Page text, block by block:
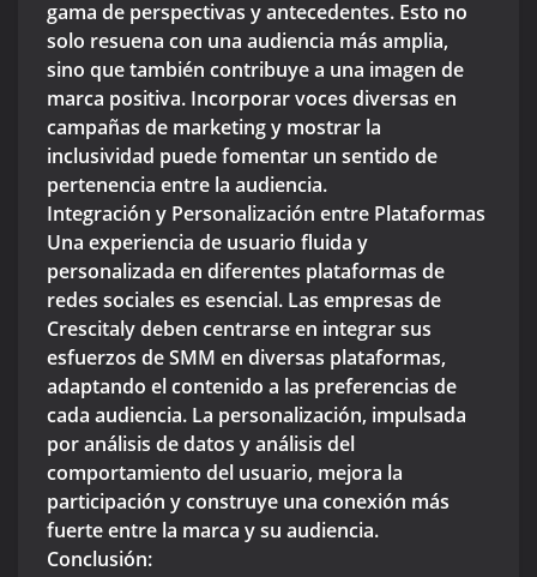
gama de perspectivas y antecedentes. Esto no
solo resuena con una audiencia más amplia,
sino que también contribuye a una imagen de
marca positiva. Incorporar voces diversas en
campañas de marketing y mostrar la
inclusividad puede fomentar un sentido de
pertenencia entre la audiencia.
Integración y Personalización entre Plataformas
Una experiencia de usuario fluida y
personalizada en diferentes plataformas de
redes sociales es esencial. Las empresas de
Crescitaly deben centrarse en integrar sus
esfuerzos de SMM en diversas plataformas,
adaptando el contenido a las preferencias de
cada audiencia. La personalización, impulsada
por análisis de datos y análisis del
comportamiento del usuario, mejora la
participación y construye una conexión más
fuerte entre la marca y su audiencia.
Conclusión: